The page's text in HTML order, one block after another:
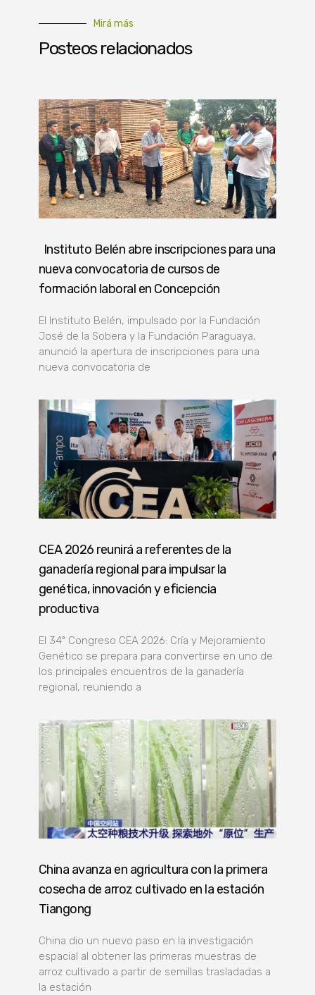
Mirá más
Posteos relacionados
Instituto Belén abre inscripciones para una
nueva convocatoria de cursos de
formación laboral en Concepción
El Instituto Belén, impulsado por la Fundación
José de la Sobera y la Fundación Paraguaya,
anunció la apertura de inscripciones para una
nueva convocatoria de
CEA 2026 reunirá a referentes de la
ganadería regional para impulsar la
genética, innovación y eficiencia
productiva
El 34º Congreso CEA 2026: Cría y Mejoramiento
Genético se prepara para convertirse en uno de
los principales encuentros de la ganadería
regional, reuniendo a
China avanza en agricultura con la primera
cosecha de arroz cultivado en la estación
Tiangong
China dio un nuevo paso en la investigación
espacial al obtener las primeras muestras de
arroz cultivado a partir de semillas trasladadas a
la estación